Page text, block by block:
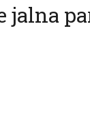
jalna